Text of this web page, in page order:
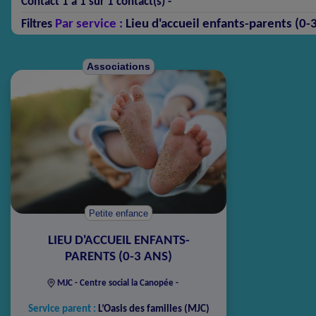
Filtres Par service : Lieu d'accueil enfants-parents (0-
Associations
Petite enfance
LIEU D'ACCUEIL ENFANTS-
PARENTS (0-3 ANS)
MJC - Centre social la Canopée -
Service parent : L’Oasis des familles (MJC)